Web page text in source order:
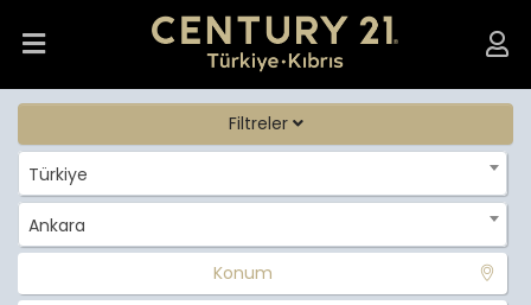
Filtreler
Türkiye
Ankara
Konum